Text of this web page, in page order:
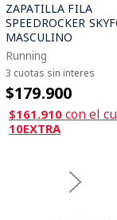
ZAPATILLA FILA
SPEEDROCKER
MASCULINO
Running
3 cuotas sin interes
$179.900
$161.910 con el
10EXTRA